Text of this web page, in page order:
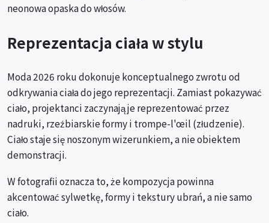
neonowa opaska do włosów.
Reprezentacja ciała w stylu
Moda 2026 roku dokonuje konceptualnego zwrotu od
odkrywania ciała do jego reprezentacji. Zamiast pokazywać
ciało, projektanci zaczynają je reprezentować przez
nadruki, rzeźbiarskie formy i trompe-l'œil (złudzenie).
Ciało staje się noszonym wizerunkiem, a nie obiektem
demonstracji.
W fotografii oznacza to, że kompozycja powinna
akcentować sylwetkę, formy i tekstury ubrań, a nie samo
ciało.